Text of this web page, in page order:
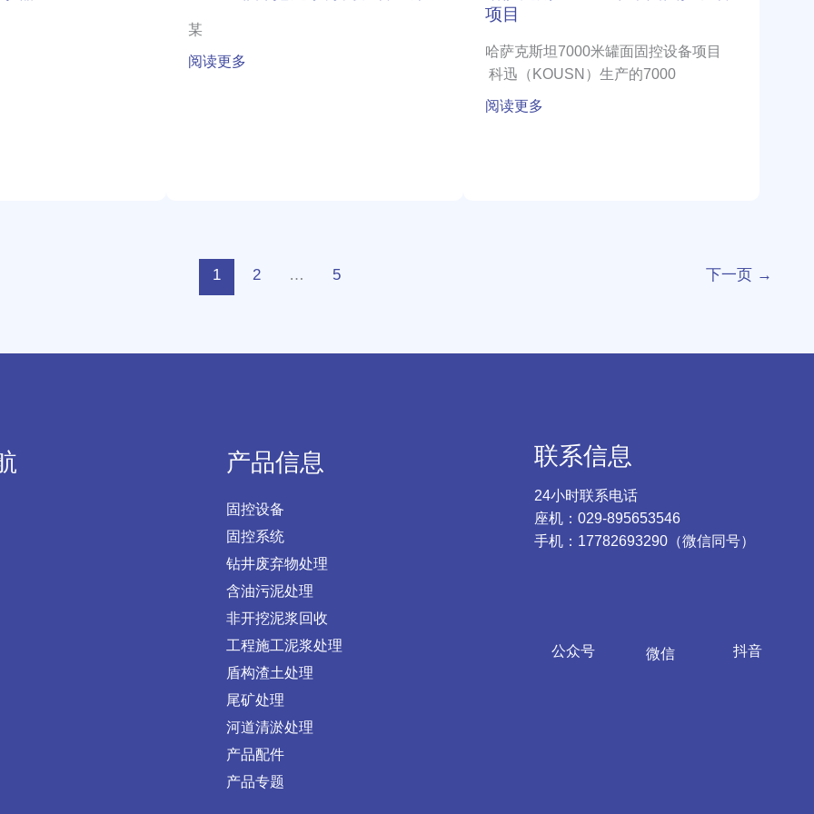
某
应
阅读更多
项目
哈萨克斯坦7000米罐面固控设备项目
科迅（KOUSN）生产的7000
设
备
项
阅读更多
1 2 … 5 下一页 →
产品信息
固控设备
固控系统
钻井废弃物处理
含油污泥处理
非开挖泥浆回收
工程施工泥浆处理
盾构渣土处理
尾矿处理
河道清淤处理
产品配件
产品专题
联系信息
24小时联系电话
座机：029-895653546
手机：17782693290（微信同号）
公众号 微信 抖音